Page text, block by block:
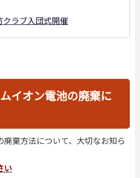
ラブ入団式開催
イオン電池の廃棄に
廃棄方法について、大切なお知ら
い